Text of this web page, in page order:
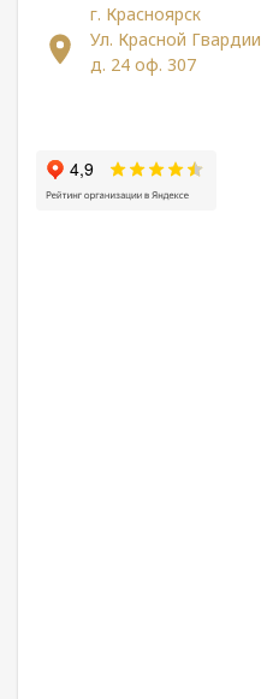
г. Красноярск
Ул. Красной Гвардии
д. 24 оф. 307